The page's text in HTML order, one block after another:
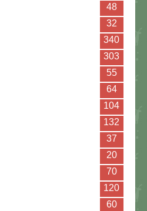
48
32
340
303
55
64
104
132
37
20
70
120
60